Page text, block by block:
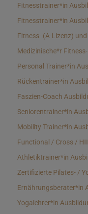
Fitnesstrainer*in
Fitnesstrainer*in
Fitness- (A-Lizenz)
Medizinische*r
Personal Trainer*in
Rückentrainer*in
Faszien-Coach
Seniorentrainer*in
Mobility Trainer*in
Functional / Cross /
Athletiktrainer*in
Zertifizierte Pilates- /
Ernährungsberater*in
Yogalehrer*in